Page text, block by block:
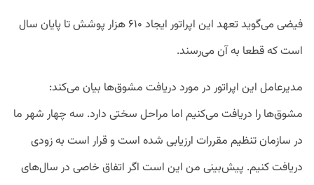
فیضی می‌گوید تعهد این اپراتور ایجاد ۶۱۰ هزار پوشش تا پایان سال
است که قطعا به آن می‌رسند.
مدیرعامل این اپراتور در مورد دریافت مشوق‌ها بیان می‌کند:
مشوق‌ها را دریافت می‌کنیم اما مراحل سختی دارد. سه چهار شهر ما
در سازمان تنظیم مقررات ارزیابی شده است و قرار است به زودی
دریافت کنیم. پیش‌بینی من این است اگر اتفاق خاصی در سال‌های